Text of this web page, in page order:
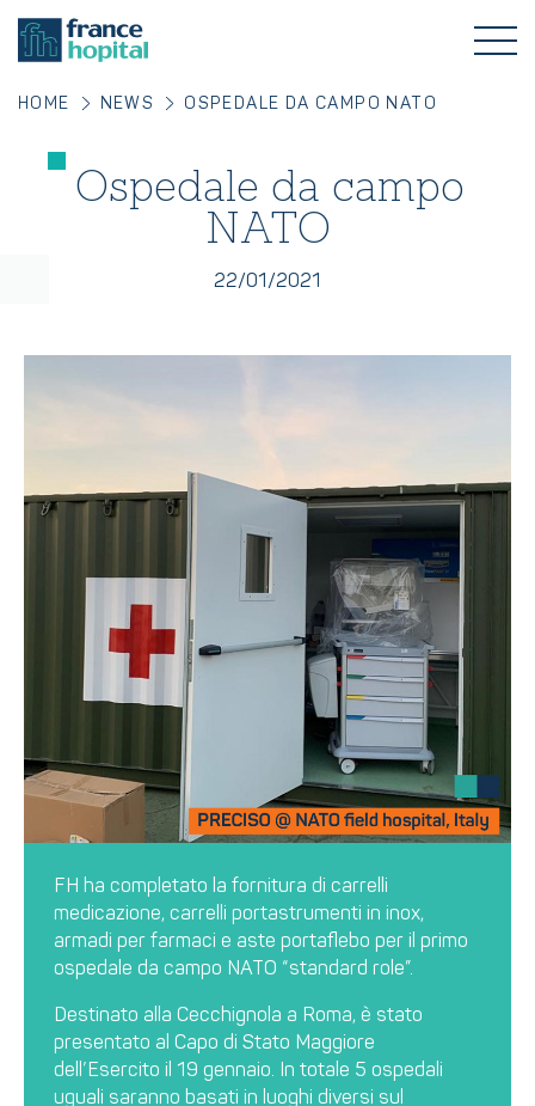
HOME NEWS OSPEDALE DA CAMPO NATO
Ospedale da campo
NATO
22/01/2021
FH ha completato la fornitura di carrelli
medicazione, carrelli portastrumenti in inox,
armadi per farmaci e aste portaflebo per il primo
ospedale da campo NATO “standard role”.
Destinato alla Cecchignola a Roma, è stato
presentato al Capo di Stato Maggiore
dell’Esercito il 19 gennaio. In totale 5 ospedali
uguali saranno basati in luoghi diversi sul